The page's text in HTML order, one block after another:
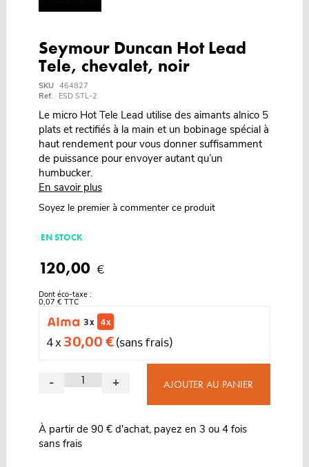
Seymour Duncan Hot Lead
Tele, chevalet, noir
SKU 464827
Ref.
ESD STL-2
Le micro Hot Tele Lead utilise des aimants alnico 5
plats et rectifiés à la main et un bobinage spécial à
haut rendement pour vous donner suffisamment
de puissance pour envoyer autant qu’un
humbucker.
En savoir plus
Soyez le premier à commenter ce produit
EN STOCK
120,00 €
Dont éco-taxe :
0,07 € TTC
3 x
4 x
4 x 30,00 €(sans frais)
- + AJOUTER AU PANIER
À partir de 90 € d'achat, payez en 3 ou 4 fois
sans frais